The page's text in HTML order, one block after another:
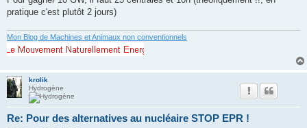
pratique c'est plutôt 2 jours)
Mon Blog de Machines et Animaux non conventionnels
krolik
Hydrogène
Re: Pour des alternatives au nucléaire STOP EPR !